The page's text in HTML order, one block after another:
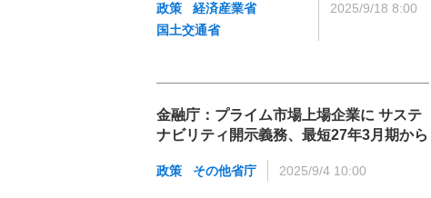
政策
経済産業省
国土交通省
2025/9/18 8:00
金融庁：プライム市場上場企業に サステ
ナビリティ開示義務、最短27年3月期から
政策 その他省庁 2025/9/4 10:00